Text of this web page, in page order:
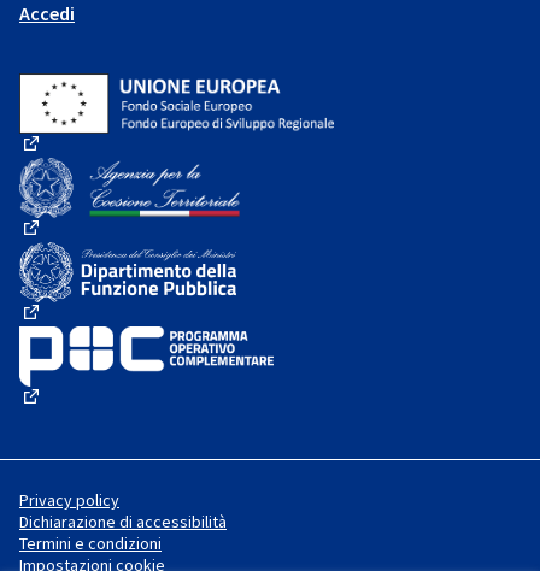
Accedi
(Collegamento esterno)
(Collegamento esterno)
(Collegamento esterno)
Privacy policy
Dichiarazione di accessibilità
Termini e condizioni
Impostazioni cookie